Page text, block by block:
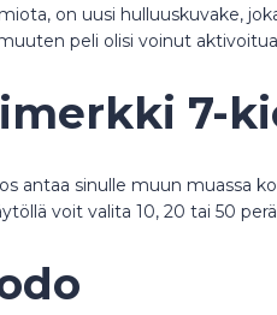
on uusi hulluuskuvake,
peli olisi voinut
7-
antaa sinulle muun muassa
voit valita 10, 20 tai 50